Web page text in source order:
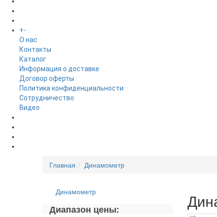
+-
O нас
Контакты
Каталог
Информация о доставке
Договор оферты
Политика конфиденциальности
Сотрудничество
Видео
Главная Динамометр
Динамометр
Диапазон цены: